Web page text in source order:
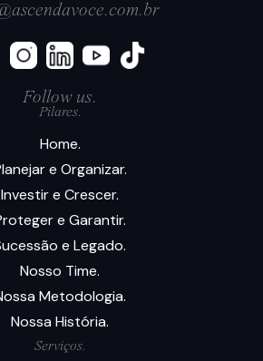
Follow us.
Pilares.
Home.
e Organizar.
Investir e Crescer.
e Garantir.
e Legado.
Nosso Time.
Metodologia.
Nossa História.
Serviços.